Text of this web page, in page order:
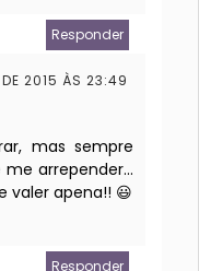
Responder
2015 ÀS 23:49
mas sempre
arrepender...
valer apena!! 😃
Responder